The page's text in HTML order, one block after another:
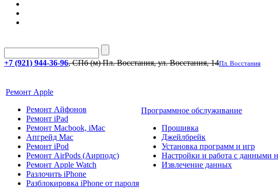
+7 (921) 944-36-96, СПб (м) Пл. Восстания, ул. Восстания, 14Пл. Восстания
Ремонт Apple
Ремонт Айфонов
Ремонт iPad
Ремонт Macbook, iMac
Апгрейд Mac
Ремонт iPod
Ремонт AirPods (Аирподс)
Ремонт Apple Watch
Разлочить iPhone
Разблокировка iPhone от пароля
Программное обслуживание
Прошивка
Джейлбрейк
Установка программ и игр
Настройки и работа с данными
Извлечение данных